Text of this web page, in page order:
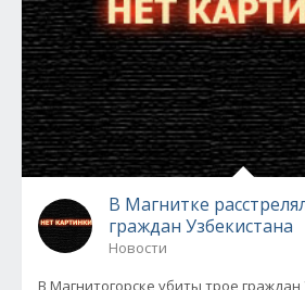
В Магнитке
граждан Узбекистана
Новости
В Магнитогорске убиты трое